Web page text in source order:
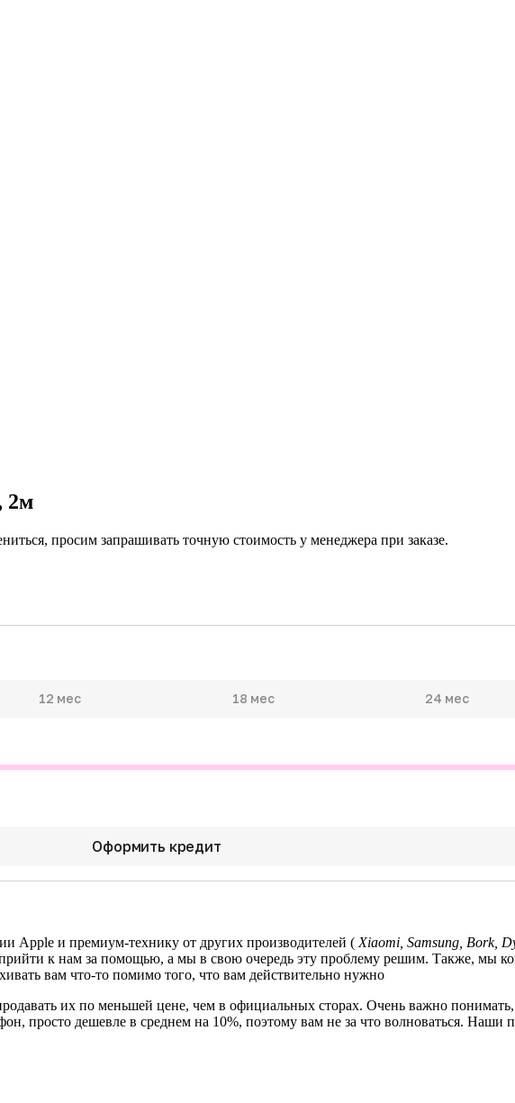
2м
просим запрашивать точную стоимость у менеджера при заказе.
12 мес 18 мес 24 мес
Оформить кредит
Apple и премиум-технику от других производителей ( Xiaomi, Samsung, Bork,
к нам за помощью, а мы в свою очередь эту проблему решим. Также, мы
вам что-то помимо того, что вам действительно нужно
их по меньшей цене, чем в официальных сторах. Очень важно понимать,
просто дешевле в среднем на 10%, поэтому вам не за что волноваться.